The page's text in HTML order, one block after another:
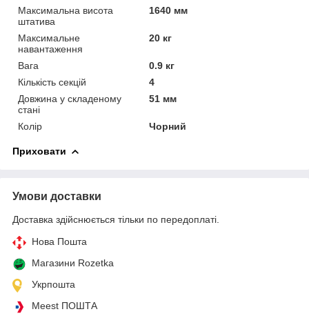
Максимальна висота
штатива
1640 мм
Максимальне
навантаження
20 кг
Вага
0.9 кг
Кількість секцій
4
Довжина у складеному
стані
51 мм
Колір Чорний
Приховати
Умови доставки
Доставка здійснюється тільки по передоплаті.
Нова Пошта
Магазини Rozetka
Укрпошта
Meest ПОШТА